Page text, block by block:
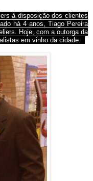
à disposição dos clientes
há 4 anos, Tiago Pereira
Hoje, com a outorga da
em vinho da cidade.